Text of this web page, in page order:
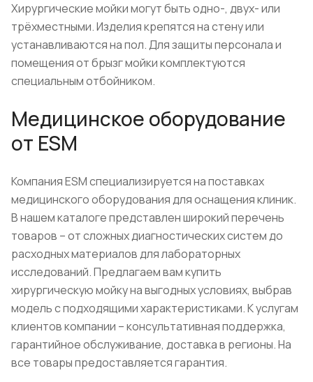
Хирургические мойки могут быть одно-, двух- или
трёхместными. Изделия крепятся на стену или
устанавливаются на пол. Для защиты персонала и
помещения от брызг мойки комплектуются
специальным отбойником.
Медицинское оборудование
от ESM
Компания ESM специализируется на поставках
медицинского оборудования для оснащения клиник.
В нашем каталоге представлен широкий перечень
товаров – от сложных диагностических систем до
расходных материалов для лабораторных
исследований. Предлагаем вам купить
хирургическую мойку на выгодных условиях, выбрав
модель с подходящими характеристиками. К услугам
клиентов компании – консультативная поддержка,
гарантийное обслуживание, доставка в регионы. На
все товары предоставляется гарантия.